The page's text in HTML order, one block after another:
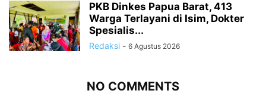
PKB Dinkes Papua Barat, 413
Warga Terlayani di Isim, Dokter
Spesialis...
Redaksi - 6 Agustus 2026
NO COMMENTS